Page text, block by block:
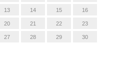
13 14 15 16
20 21 22 23
27 28 29 30